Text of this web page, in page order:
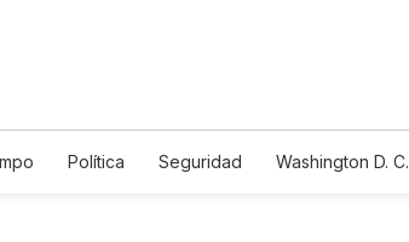
Política Seguridad Washington D. C.